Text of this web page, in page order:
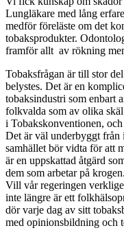
Lungläkare med lång
medför föreläste om det
tobaksprodukter.
framför allt av rökning
Tobaksfrågan är till stor
belystes. Det är en
tobaksindustri som enbart
folkvalda som av olika
i Tobakskonventionen,
Det är väl underbyggt från
samhället bör vidta för att
är en uppskattad åtgärd
dem som arbetar på krogen.
Vill vår regeringen
inte längre är ett
dör varje dag av sitt
med opinionsbildning och